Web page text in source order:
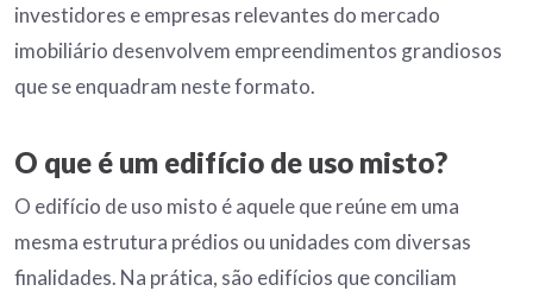
investidores e empresas relevantes do mercado
imobiliário desenvolvem empreendimentos grandiosos
que se enquadram neste formato.
O que é um edifício de uso misto?
O edifício de uso misto é aquele que reúne em uma
mesma estrutura prédios ou unidades com diversas
finalidades. Na prática, são edifícios que conciliam